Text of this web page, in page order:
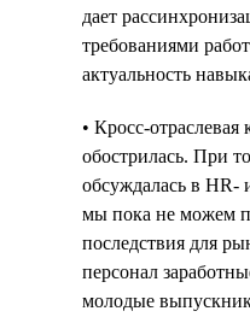
дает
требованиями
актуальность
• Кросс-
обострилась. При
обсуждалась в HR-
мы пока не можем
последствия для
персонал
молодые